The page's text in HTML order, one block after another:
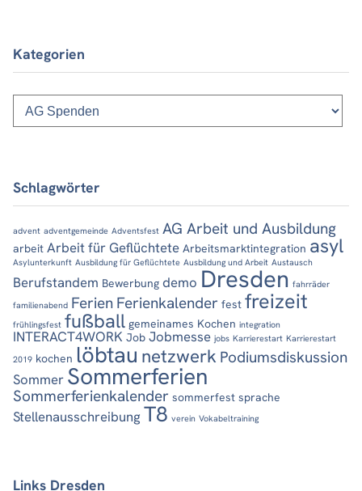
Kategorien
Kategorien
Schlagwörter
advent adventgemeinde Adventsfest AG Arbeit und Ausbildung
arbeit Arbeit für Geflüchtete Arbeitsmarktintegration asyl
Asylunterkunft Ausbildung für Geflüchtete Ausbildung und Arbeit Austausch
Berufstandem Bewerbung demo Dresden fahrräder
familienabend Ferien Ferienkalender fest freizeit
frühlingsfest fußball gemeinames Kochen integration
INTERACT4WORK Job Jobmesse jobs Karrierestart Karrierestart
2019 kochen löbtau netzwerk Podiumsdiskussion
Sommer Sommerferien
Sommerferienkalender sommerfest sprache
Stellenausschreibung T8 verein Vokabeltraining
Links Dresden